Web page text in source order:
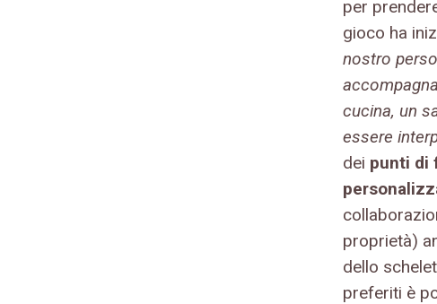
per
gioco ha
nostro
cucina, un
essere
dei punti di
proprietà)
dello
preferiti è